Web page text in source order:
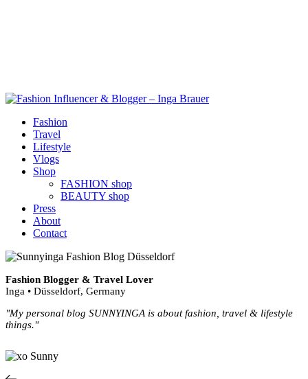
Fashion
Travel
Lifestyle
Vlogs
Shop
FASHION shop
BEAUTY shop
Press
About
Contact
Fashion Blogger & Travel Lover
Inga • Düsseldorf, Germany
"My personal blog SUNNYINGA is about fashion, travel & lifestyle
things."